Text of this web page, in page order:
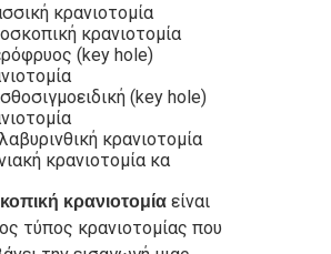
κρανιοτομία
κρανιοτομία
(key hole)
(key hole)
κρανιοτομία
κρανιοτομία κα
κρανιοτομία είναι
τύπος κρανιοτομίας που